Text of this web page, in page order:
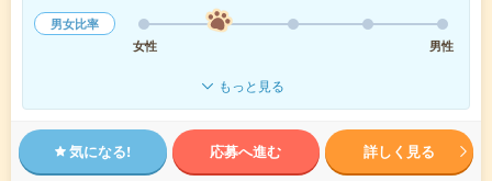
男女比率
女性
男性
もっと見る
気になる! 応募へ進む 詳しく見る